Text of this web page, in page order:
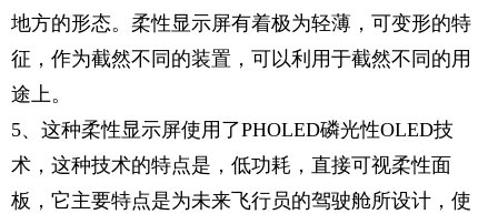
地方的形态。柔性显示屏有着极为轻薄，可变形的特
征，作为截然不同的装置，可以利用于截然不同的用
途上。
5、这种柔性显示屏使用了PHOLED磷光性OLED技
术，这种技术的特点是，低功耗，直接可视柔性面
板，它主要特点是为未来飞行员的驾驶舱所设计，使